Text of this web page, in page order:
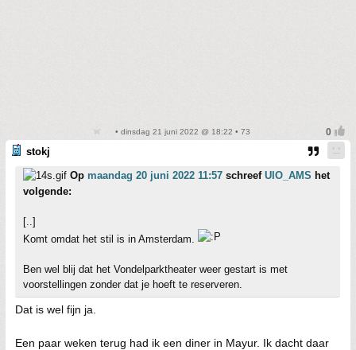
• dinsdag 21 juni 2022 @ 18:22 • 73
stokj
Op maandag 20 juni 2022 11:57 schreef UIO_AMS het
volgende:
[..]
Komt omdat het stil is in Amsterdam.
Ben wel blij dat het Vondelparktheater weer gestart is met
voorstellingen zonder dat je hoeft te reserveren.
Dat is wel fijn ja.
Een paar weken terug had ik een diner in Mayur. Ik dacht daar